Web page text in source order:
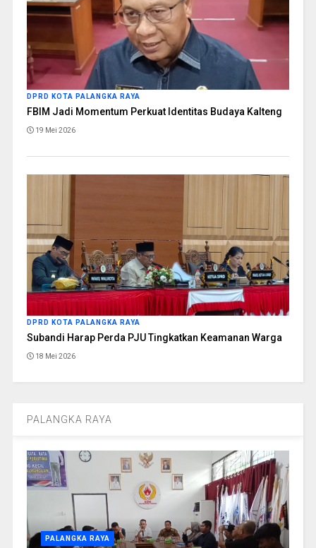
DPRD KOTA PALANGKA RAYA
FBIM Jadi Momentum Perkuat Identitas Budaya Kalteng
19 Mei 2026
DPRD KOTA PALANGKA RAYA
Subandi Harap Perda PJU Tingkatkan Keamanan Warga
18 Mei 2026
PALANGKA RAYA
PALANGKA RAYA